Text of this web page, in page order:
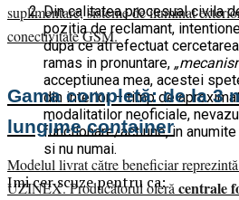
Din calitatea procesual civila
pozitia de reclamant,
dupa ce ati efectuat
ramas in pronuntare,
acceptiunea mea, acestei
din interior – timp de
modalitatilor neoficiale,
functionare/actiune, in
si nu numai.
Imi cer scuze pentru ca:
suplimentare, sisteme de iluminat
conectivitate GSM.
Gama completă: de la 3
lungime container
Modelul livrat către beneficiar
UZINEX. Producătorul oferăcentrale